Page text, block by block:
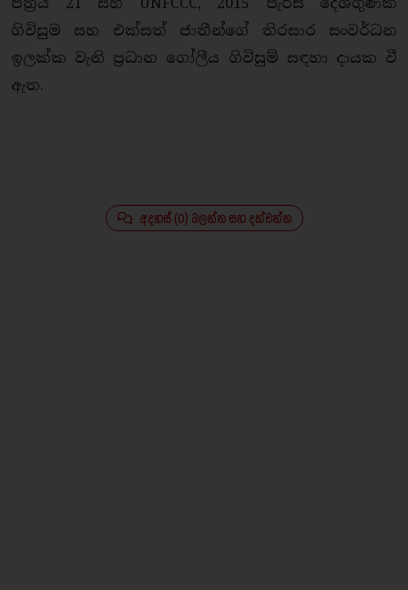
ගිවිසුම සහ එක්සත් ජාතීන්ගේ තිරසාර සංවර්ධන
ඉලක්ක වැනි ප්‍රධාන ගෝලීය ගිවිසුම් සඳහා දායක වී
ඇත.
අදහස් (0) බලන්න සහ දක්වන්න